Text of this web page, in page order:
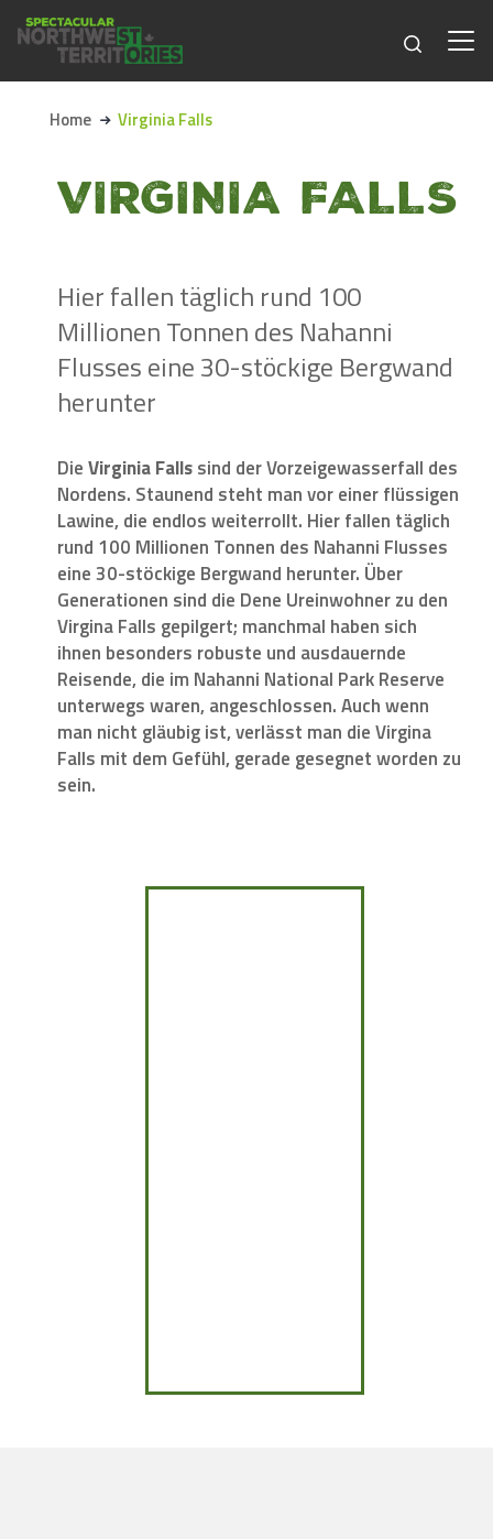
Skip to main content
Home Virginia Falls
VIRGINIA FALLS
Hier fallen täglich rund 100
Millionen Tonnen des Nahanni
Flusses eine 30-stöckige Bergwand
herunter
DieVirginia Fallssind der Vorzeigewasserfall des
Nordens. Staunend steht man vor einer flüssigen
Lawine, die endlos weiterrollt. Hier fallen täglich
rund 100 Millionen Tonnen des Nahanni Flusses
eine 30-stöckige Bergwand herunter. Über
Generationen sind die Dene Ureinwohner zu den
Virgina Falls gepilgert; manchmal haben sich
ihnen besonders robuste und ausdauernde
Reisende, die im Nahanni National Park Reserve
unterwegs waren, angeschlossen. Auch wenn
man nicht gläubig ist, verlässt man die Virgina
Falls mit dem Gefühl, gerade gesegnet worden zu
sein.